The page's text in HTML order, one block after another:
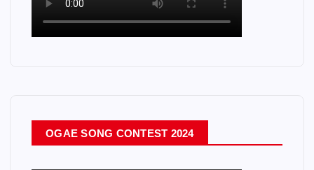
OGAE SONG CONTEST 2024